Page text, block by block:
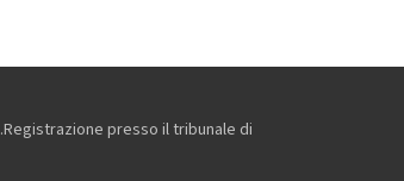
.Registrazione presso il tribunale di